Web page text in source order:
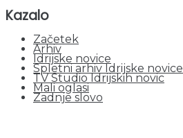
Kazalo
Začetek
Arhiv
Idrijske novice
Spletni arhiv Idrijske novice
TV Studio Idrijskih novic
Mali oglasi
Zadnje slovo